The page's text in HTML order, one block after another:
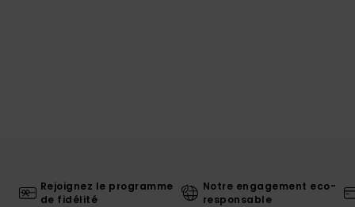
Rejoignez le programme
de fidélité
Notre engagement eco-
responsable